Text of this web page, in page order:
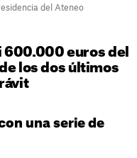
del Ateneo
600.000 euros del
los dos últimos
una serie de